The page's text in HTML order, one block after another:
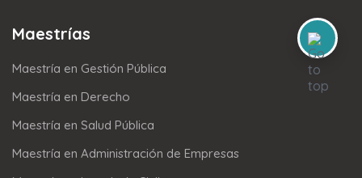
Maestrías
Maestría en Gestión Pública
Maestría en Derecho
Maestría en Salud Pública
Maestría en Administración de Empresas